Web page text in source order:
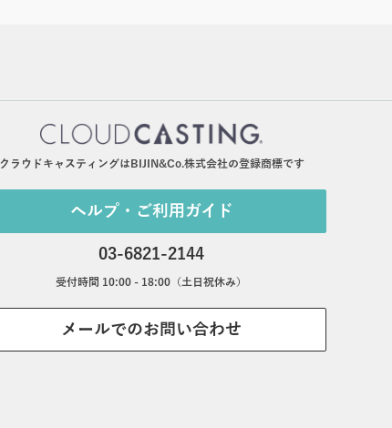
クラウドキャスティングはBIJIN&Co.株式会社の登録商標です
ヘルプ・ご利用ガイド
03-6821-2144
受付時間 10:00 - 18:00（土日祝休み）
メールでのお問い合わせ